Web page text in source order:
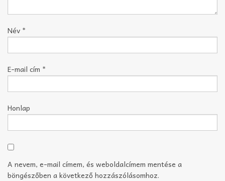
Név *
E-mail cím *
Honlap
A nevem, e-mail címem, és weboldalcímem mentése a
böngészőben a következő hozzászólásomhoz.